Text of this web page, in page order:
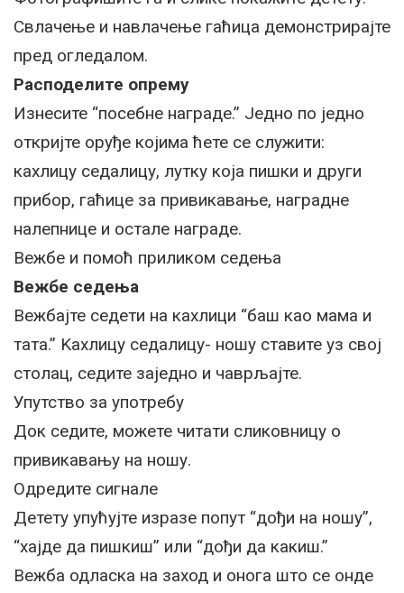
Свлачење и навлачење гаћица демонстрирајте
пред огледалом.
Расподелите опрему
Изнесите “посебне награде.” Једно по једно
откријте оруђе којима ћете се служити:
кахлицу седалицу, лутку која пишки и други
прибор, гаћице за привикавање, наградне
налепнице и остале награде.
Вежбе и помоћ приликом седења
Вежбе седења
Вежбајте седети на кахлици “баш као мама и
тата.” Kахлицу седалицу- ношу ставите уз свој
столац, седите заједно и чаврљајте.
Упутство за употребу
Док седите, можете читати сликовницу о
привикавању на ношу.
Одредите сигнале
Детету упућујте изразе попут “дођи на ношу”,
“хајде да пишкиш” или “дођи да какиш.”
Вежба одласка на заход и онога што се онде